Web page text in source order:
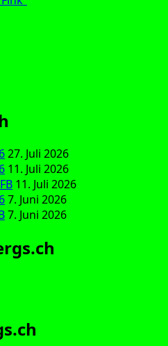
27. Juli 2026
11. Juli 2026
11. Juli 2026
7. Juni 2026
7. Juni 2026